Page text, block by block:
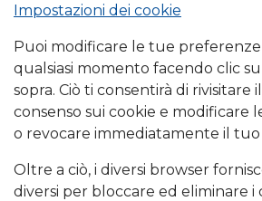
Impostazioni dei cookie
Puoi modificare le tue preferenze
qualsiasi momento facendo clic
sopra. Ciò ti consentirà di rivisitare
consenso sui cookie e modificare
o revocare immediatamente il tuo
Oltre a ciò, i diversi browser
diversi per bloccare ed eliminare i